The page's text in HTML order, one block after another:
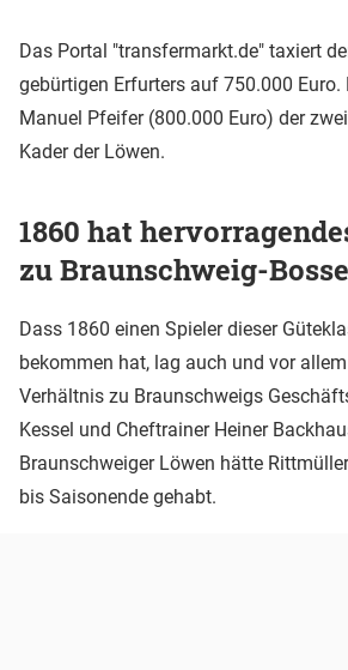
Das Portal "transfermarkt.de" taxiert
gebürtigen Erfurters auf 750.000
Manuel Pfeifer (800.000 Euro) der
Kader der Löwen.
1860 hat
zu Braunschweig-
Dass 1860 einen Spieler dieser
bekommen hat, lag auch und vor
Verhältnis zu Braunschweigs
Kessel und Cheftrainer Heiner
Braunschweiger Löwen hätte
bis Saisonende gehabt.